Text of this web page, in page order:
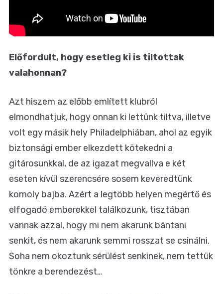
Előfordult, hogy esetleg ki is tiltottak
valahonnan?
Azt hiszem az előbb említett klubról
elmondhatjuk, hogy onnan ki lettünk tiltva, illetve
volt egy másik hely Philadelphiában, ahol az egyik
biztonsági ember elkezdett kötekedni a
gitárosunkkal, de az igazat megvallva e két
eseten kívül szerencsére sosem keveredtünk
komoly bajba. Azért a legtöbb helyen megértő és
elfogadó emberekkel találkozunk, tisztában
vannak azzal, hogy mi nem akarunk bántani
senkit, és nem akarunk semmi rosszat se csinálni.
Soha nem okoztunk sérülést senkinek, nem tettük
tönkre a berendezést…